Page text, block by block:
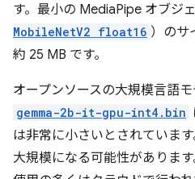
す。最小の MediaPipe オブジ
MobileNetV2 float16 ）のサ
約 25 MB です。
オープンソースの大規模言語
gemma-2b-it-gpu-int4.bin
は非常に小さいとされていま
大規模になる可能性がありま